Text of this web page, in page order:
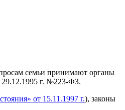
семьи принимают органы
29.12.1995 г. №223-ФЗ.
от 15.11.1997 г.), законы